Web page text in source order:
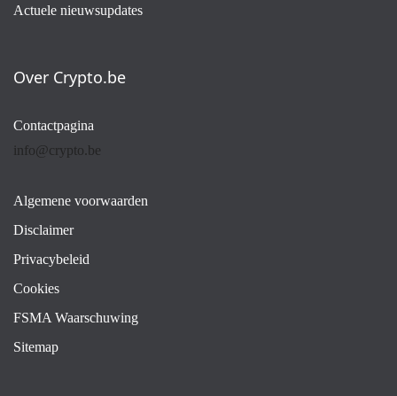
Actuele nieuwsupdates
Over Crypto.be
Contactpagina
info@crypto.be
Algemene voorwaarden
Disclaimer
Privacybeleid
Cookies
FSMA Waarschuwing
Sitemap